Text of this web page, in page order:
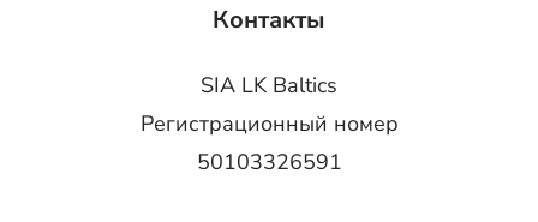
Контакты
SIA LK Baltics
Регистрационный номер
50103326591